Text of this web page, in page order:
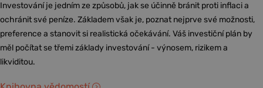
Investování je jedním ze způsobů, jak se účinně bránit proti inflaci a
ochránit své peníze. Základem však je, poznat nejprve své možnosti,
preference a stanovit si realistická očekávání. Váš investiční plán by
měl počítat se třemi základy investování - výnosem, rizikem a
likviditou.